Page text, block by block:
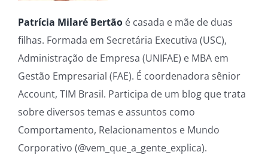
Patrícia Milaré Bertão é casada e mãe de duas
filhas. Formada em Secretária Executiva (USC),
Administração de Empresa (UNIFAE) e MBA em
Gestão Empresarial (FAE). É coordenadora sênior
Account, TIM Brasil. Participa de um blog que trata
sobre diversos temas e assuntos como
Comportamento, Relacionamentos e Mundo
Corporativo (@vem_que_a_gente_explica).